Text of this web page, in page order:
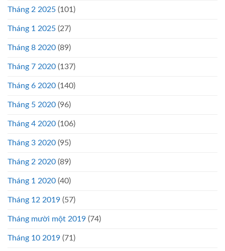
Tháng 2 2025 (101)
Tháng 1 2025 (27)
Tháng 8 2020 (89)
Tháng 7 2020 (137)
Tháng 6 2020 (140)
Tháng 5 2020 (96)
Tháng 4 2020 (106)
Tháng 3 2020 (95)
Tháng 2 2020 (89)
Tháng 1 2020 (40)
Tháng 12 2019 (57)
Tháng mười một 2019 (74)
Tháng 10 2019 (71)